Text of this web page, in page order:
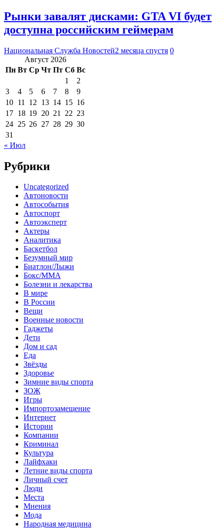
Рынки завалят дисками: GTA VI будет
доступна российским геймерам
Национальная Служба Новостей2 месяца спустя 0
Август 2026
Пн Вт Ср Чт Пт Сб Вс
1
2
3
4 5 6 7 8
9
10 11 12 13 14 15 16
17 18 19 20 21 22 23
24 25 26 27 28 29 30
31
« Июл
Рубрики
Uncategorized
Автоновости
Автособытия
Автоспорт
Автоэксперт
Актеры
Аналитика
Баскетбол
Безумный мир
Биатлон/Лыжи
Бокс/MMA
Болезни и лекарства
В мире
В России
Вещи
Военные новости
Гаджеты
Дети
Дом и сад
Еда
Звёзды
Здоровье
Зимние виды спорта
ЗОЖ
Игры
Импортозамещение
Интернет
Истории
Компании
Криминал
Культура
Лайфхаки
Летние виды спорта
Личный счет
Люди
Места
Мнения
Мода
Народная медицина